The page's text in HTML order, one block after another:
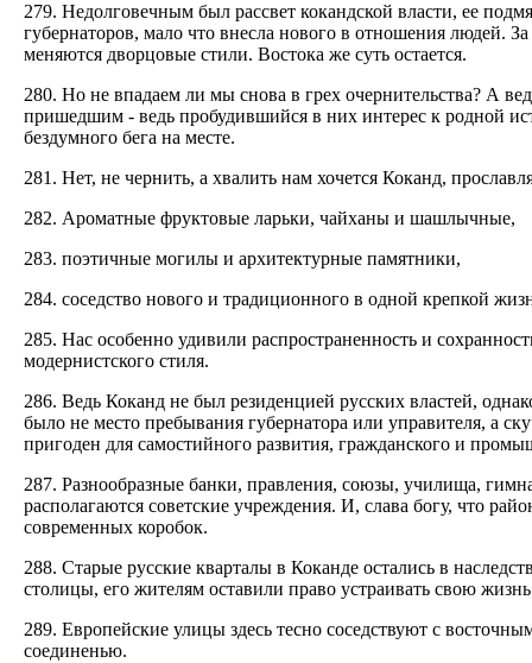
279. Недолговечным был рассвет кокандской власти, ее
губернаторов, мало что внесла нового в отношения
меняются дворцовые стили. Востока же суть остается.
280. Но не впадаем ли мы снова в грех очернительства? А
пришедшим - ведь пробудившийся в них интерес к родной
бездумного бега на месте.
281. Нет, не чернить, а хвалить нам хочется Коканд,
282. Ароматные фруктовые ларьки, чайханы и шашлычные,
283. поэтичные могилы и архитектурные памятники,
284. соседство нового и традиционного в одной крепкой
285. Нас особенно удивили распространенность и
модернистского стиля.
286. Ведь Коканд не был резиденцией русских властей,
было не место пребывания губернатора или управителя, а
пригоден для самостийного развития, гражданского и
287. Разнообразные банки, правления, союзы, училища,
располагаются советские учреждения. И, слава богу, что
современных коробок.
288. Старые русские кварталы в Коканде остались в
столицы, его жителям оставили право устраивать свою
289. Европейские улицы здесь тесно соседствуют с
соединенью.